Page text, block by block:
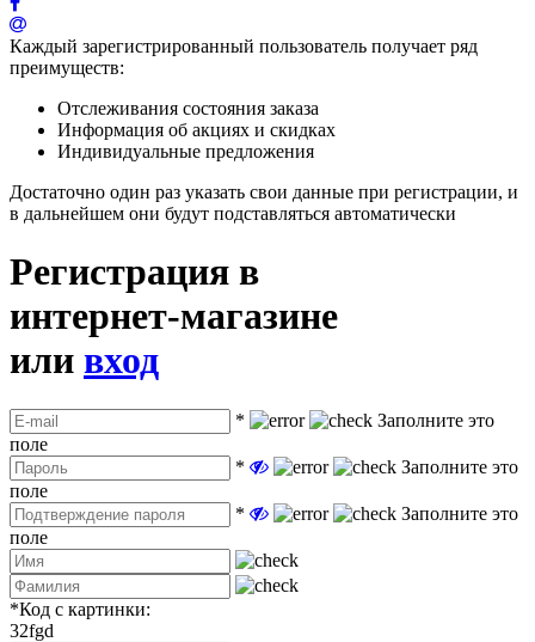
Каждый зарегистрированный пользователь получает ряд
преимуществ:
Отслеживания состояния заказа
Информация об акциях и скидках
Индивидуальные предложения
Достаточно один раз указать свои данные при регистрации, и
в дальнейшем они будут подставляться автоматически
Регистрация в
интернет-магазине
или вход
*
Заполните это
поле
*
Заполните это
поле
*
Заполните это
поле
*Код с картинки:
32fgd